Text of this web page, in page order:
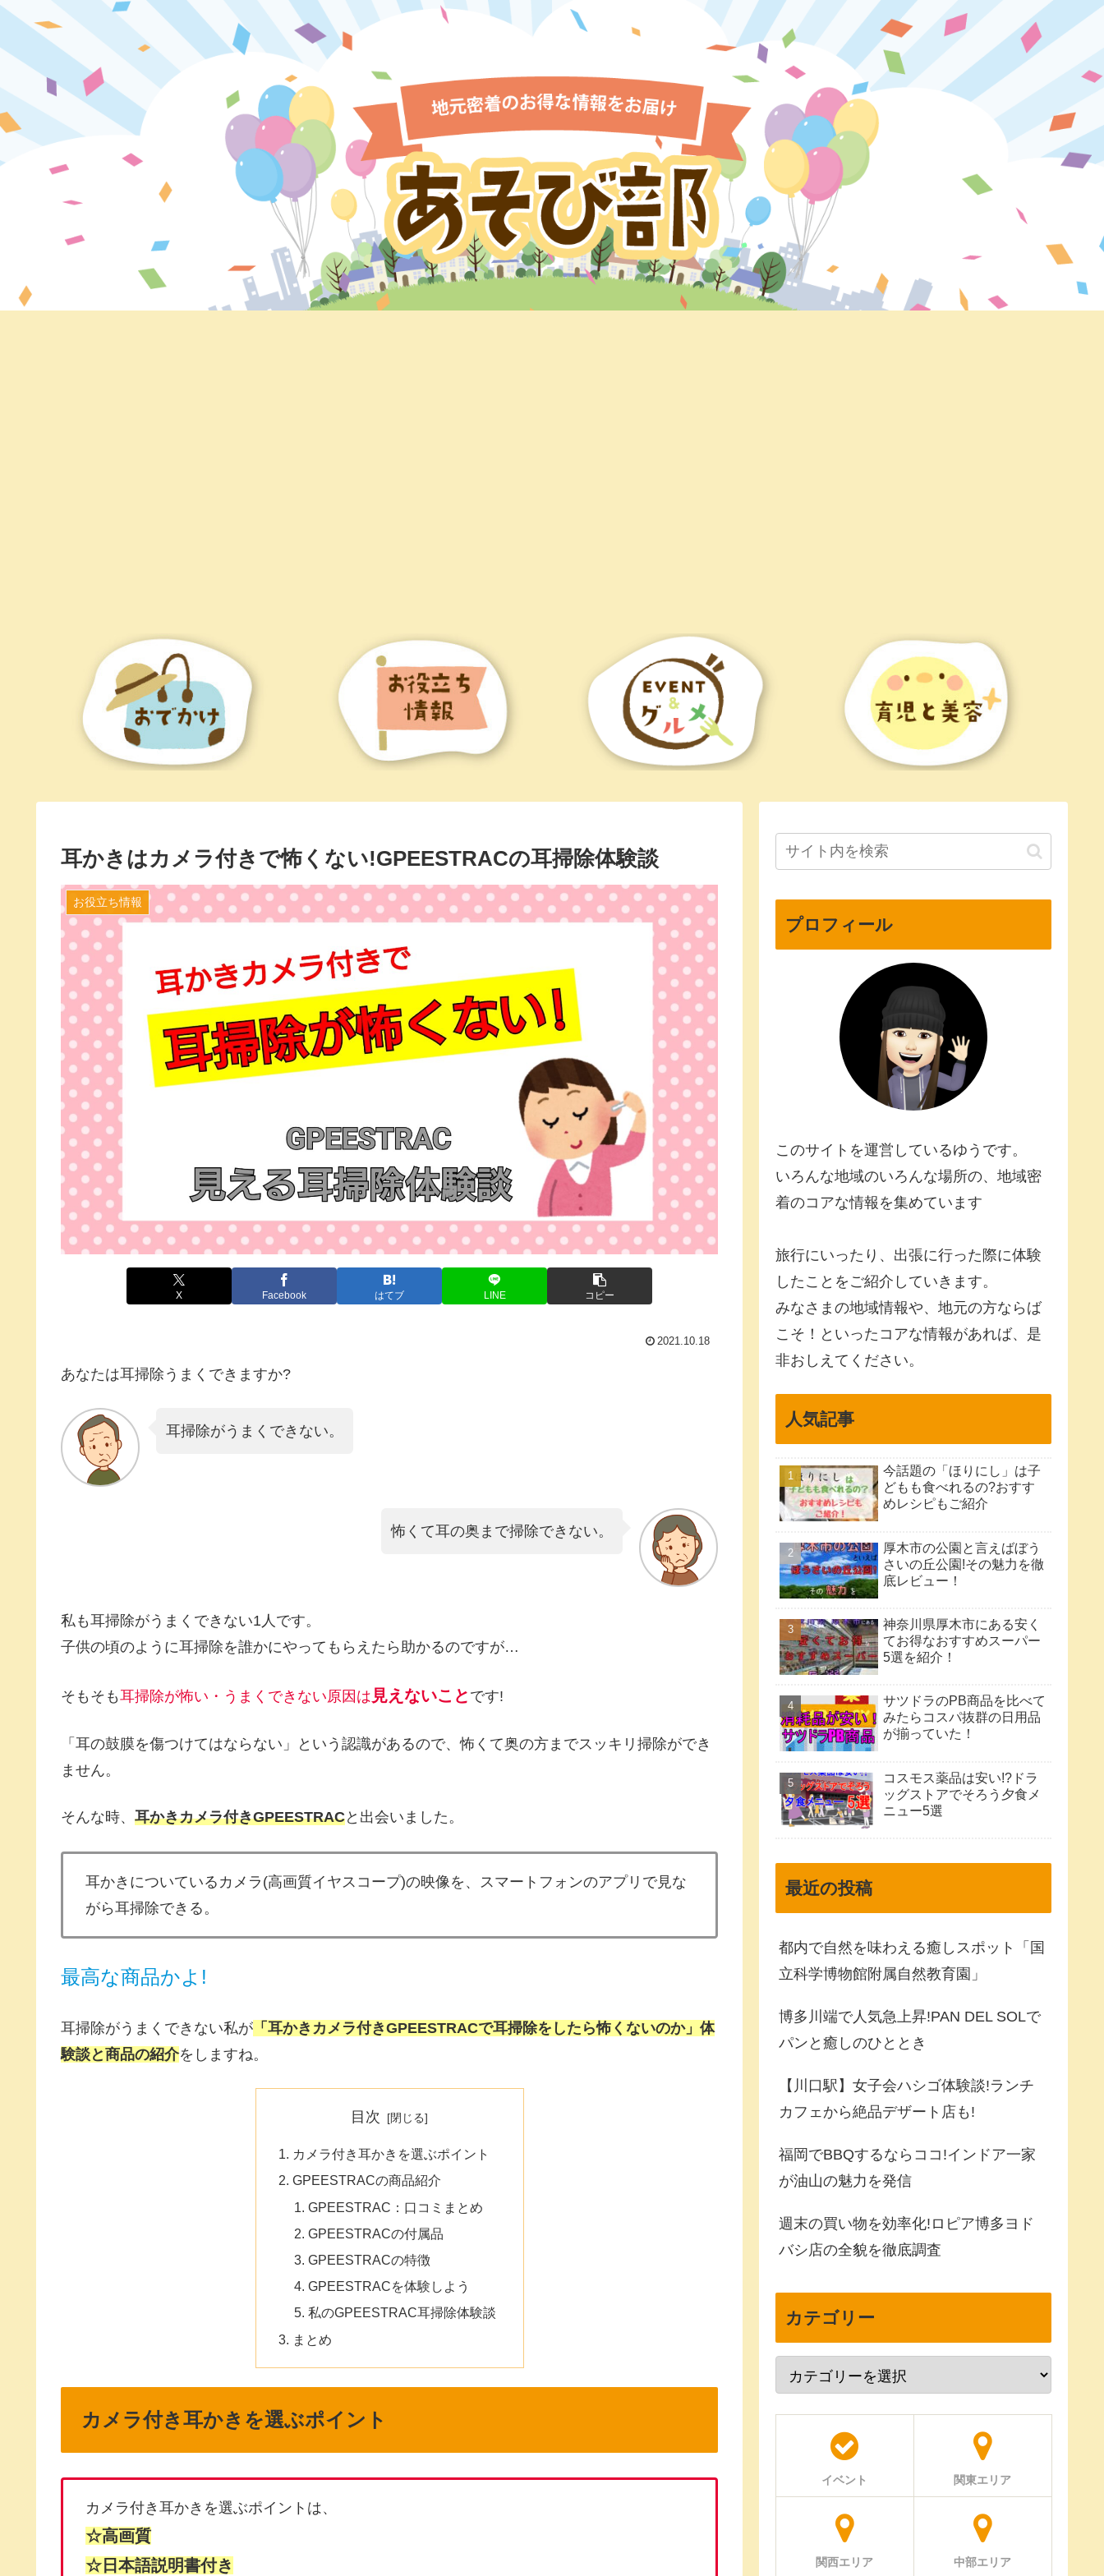
耳かきはカメラ付きで怖くない!GPEESTRACの耳掃除体験談
お役立ち情報
X Facebook はてブ LINE コピー
2021.10.18
あなたは耳掃除うまくできますか?
耳掃除がうまくできない。
怖くて耳の奥まで掃除できない。
私も耳掃除がうまくできない1人です。
子供の頃のように耳掃除を誰かにやってもらえたら助かるのですが…
そもそも耳掃除が怖い・うまくできない原因は 見えないこと です!
「耳の鼓膜を傷つけてはならない」という認識があるので、怖くて奥の方までスッキリ掃除ができ
ません。
そんな時、 耳かきカメラ付きGPEESTRACと出会いました。
耳かきについているカメラ(高画質イヤスコープ)の映像を、スマートフォンのアプリで見な
がら耳掃除できる。
最高な商品かよ!
耳掃除がうまくできない私が 「耳かきカメラ付きGPEESTRACで耳掃除をしたら怖くないのか」体
験談と商品の紹介をしますね。
目次
カメラ付き耳かきを選ぶポイント
GPEESTRACの商品紹介
GPEESTRAC：口コミまとめ
GPEESTRACの付属品
GPEESTRACの特徴
GPEESTRACを体験しよう
私のGPEESTRAC耳掃除体験談
まとめ
カメラ付き耳かきを選ぶポイント
カメラ付き耳かきを選ぶポイントは、
☆高画質
☆日本語説明書付き
プロフィール
このサイトを運営しているゆうです。
いろんな地域のいろんな場所の、地域密
着のコアな情報を集めています
旅行にいったり、出張に行った際に体験
したことをご紹介していきます。
みなさまの地域情報や、地元の方ならば
こそ！といったコアな情報があれば、是
非おしえてください。
人気記事
今話題の「ほりにし」は子
どもも食べれるの?おすす
めレシピもご紹介
厚木市の公園と言えばぼう
さいの丘公園!その魅力を徹
底レビュー！
神奈川県厚木市にある安く
てお得なおすすめスーパー
5選を紹介！
サツドラのPB商品を比べて
みたらコスパ抜群の日用品
が揃っていた！
コスモス薬品は安い!?ドラ
ッグストアでそろう夕食メ
ニュー5選
最近の投稿
都内で自然を味わえる癒しスポット「国
立科学博物館附属自然教育園」
博多川端で人気急上昇!PAN DEL SOLで
パンと癒しのひととき
【川口駅】女子会ハシゴ体験談!ランチ
カフェから絶品デザート店も!
福岡でBBQするならココ!インドア一家
が油山の魅力を発信
週末の買い物を効率化!ロピア博多ヨド
バシ店の全貌を徹底調査
カテゴリー
イベント 関東エリア
関西エリア 中部エリア